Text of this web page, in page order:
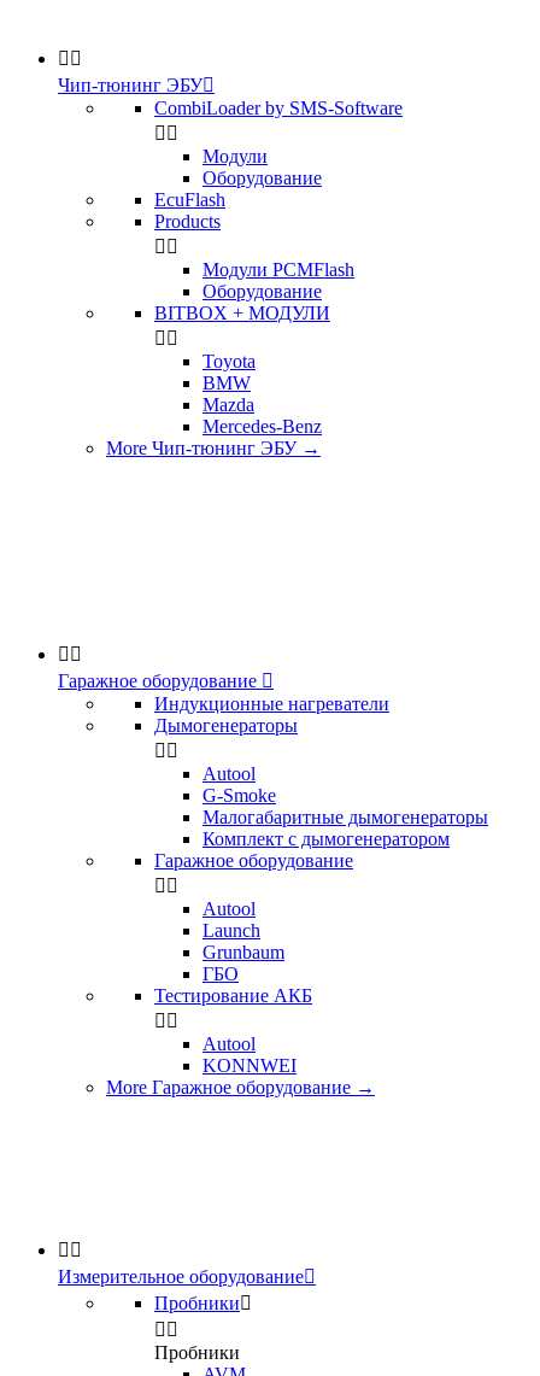
 
Чип-тюнинг ЭБУ
CombiLoader by SMS-Software
 
Модули
Оборудование
EcuFlash
Products
 
Модули PCMFlash
Оборудование
BITBOX + МОДУЛИ
 
Toyota
BMW
Mazda
Mercedes-Benz
More Чип-тюнинг ЭБУ →
 
Гаражное оборудование 
Индукционные нагреватели
Дымогенераторы
 
Аutool
G-Smoke
Малогабаритные дымогенераторы
Комплект с дымогенератором
Гаражное оборудование
 
Autool
Launch
Grunbaum
ГБО
Тестирование АКБ
 
Autool
KONNWEI
More Гаражное оборудование →
 
Измерительное оборудование
Пробники
 
Пробники